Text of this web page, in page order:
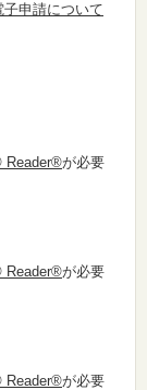
子申請について
Reader®が必要
Reader®が必要
Reader®が必要